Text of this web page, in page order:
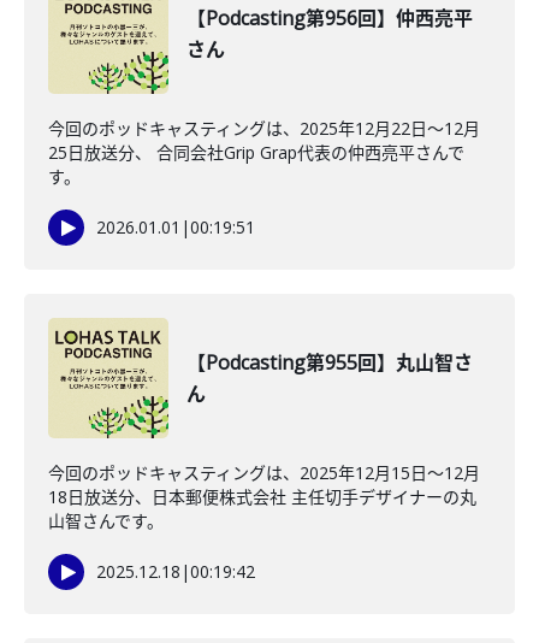
【Podcasting第956回】仲西亮平
さん
今回のポッドキャスティングは、2025年12月22日〜12月
25日放送分、 合同会社Grip Grap代表の仲西亮平さんで
す。
2026.01.01 |00:19:51
【Podcasting第955回】丸山智さ
ん
今回のポッドキャスティングは、2025年12月15日〜12月
18日放送分、日本郵便株式会社 主任切手デザイナーの丸
山智さんです。
2025.12.18 |00:19:42